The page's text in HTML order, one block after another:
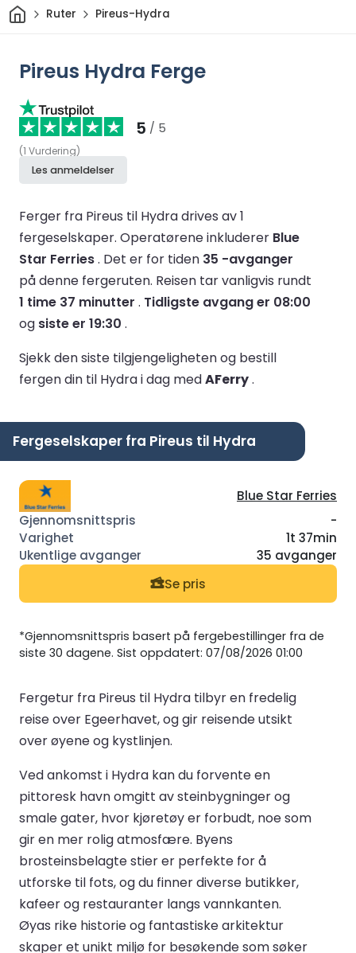
HjemRuter Pireus-Hydra
Pireus Hydra Ferge
5 / 5
(1 Vurdering)
Les anmeldelser
Ferger fra Pireus til Hydra drives av 1
fergeselskaper. Operatørene inkluderer Blue
Star Ferries. Det er for tiden 35 -avganger
på denne fergeruten. Reisen tar vanligvis rundt
1 time 37 minutter . Tidligste avgang er 08:00
og siste er 19:30 .
Sjekk den siste tilgjengeligheten og bestill
fergen din til Hydra i dag medAFerry.
Fergeselskaper fra Pireus til Hydra
Blue Star Ferries
-
1t 37min
35 avganger
Se pris
*Gjennomsnittspris basert på fergebestillinger fra de
siste 30 dagene. Sist oppdatert: 07/08/2026 01:00
Fergetur fra Pireus til Hydra tilbyr en fredelig
reise over Egeerhavet, og gir reisende utsikt
over øyene og kystlinjen.
Ved ankomst i Hydra kan du forvente en
pittoresk havn omgitt av steinbygninger og
smale gater, hvor kjøretøy er forbudt, noe som
gir en mer rolig atmosfære. Byens
brosteinsbelagte stier er perfekte for å
utforske til fots, og du finner diverse butikker,
kafeer og restauranter langs vannkanten.
Øyas rike historie og fantastiske arkitektur
skaper et unikt miljø for besøkende som søker